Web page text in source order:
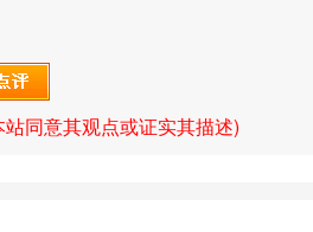
同意其观点或证实其描述)